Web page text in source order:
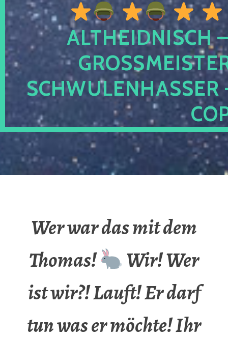
ALTHEIDNISCH
CHWULENHASSER
Wer war das mit dem
Thomas!
Wir! Wer
ist wir?! Lauft! Er darf
tun was er möchte! Ihr